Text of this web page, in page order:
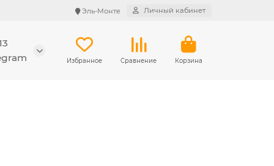
Эль-Монте Личный кабинет
Избранное Сравнение Корзина